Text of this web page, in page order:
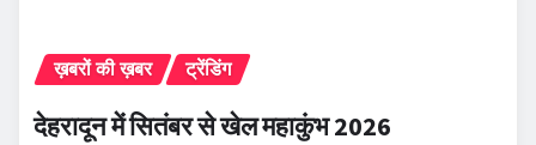
ख़बरों की ख़बर ट्रेंडिंग
देहरादून में सितंबर से खेल महाकुंभ 2026